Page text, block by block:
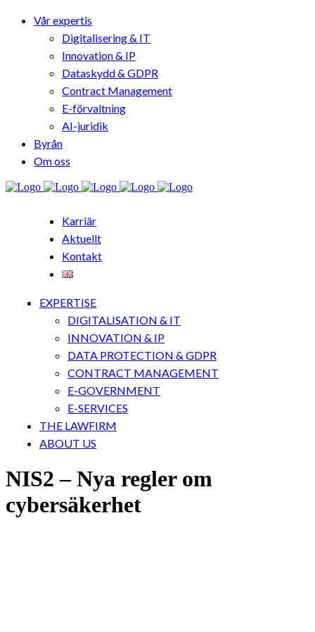
Vår expertis
Digitalisering & IT
Innovation & IP
Dataskydd & GDPR
Contract Management
E-förvaltning
AI-juridik
Byrån
Om oss
Karriär
Aktuellt
Kontakt
EXPERTISE
DIGITALISATION & IT
INNOVATION & IP
DATA PROTECTION & GDPR
CONTRACT MANAGEMENT
E-GOVERNMENT
E-SERVICES
THE LAWFIRM
ABOUT US
NIS2 – Nya regler om
cybersäkerhet